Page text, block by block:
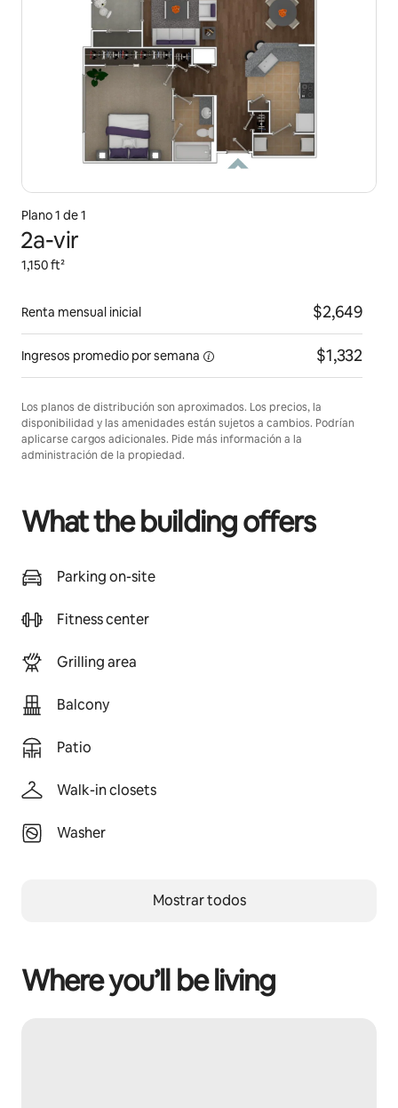
Plano 1 de 1
2a-vir
1,150 ft²
Renta mensual inicial $2,649
Ingresos promedio porsemana $1,332
Los planos de distribución son aproximados. Los precios, la
disponibilidad y las amenidades están sujetos a cambios. Podrían
aplicarse cargos adicionales. Pide más información a la
administración de la propiedad.
What the building offers
Parking on-site
Fitness center
Grilling area
Balcony
Patio
Walk-in closets
Washer
Mostrar todos
Where you’ll be living